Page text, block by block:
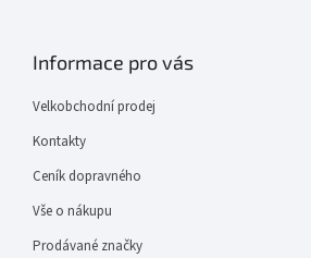
Informace pro vás
Velkobchodní prodej
Kontakty
Ceník dopravného
Vše o nákupu
Prodávané značky